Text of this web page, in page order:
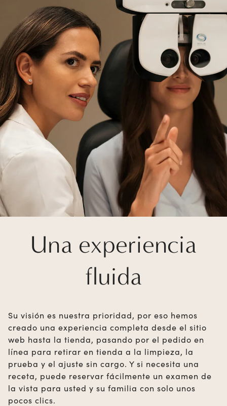
Una experiencia
fluida
Su visión es nuestra prioridad, por eso hemos
creado una experiencia completa desde el sitio
web hasta la tienda, pasando por el pedido en
línea para retirar en tienda a la limpieza, la
prueba y el ajuste sin cargo. Y si necesita una
receta, puede reservar fácilmente un examen de
la vista para usted y su familia con solo unos
pocos clics.